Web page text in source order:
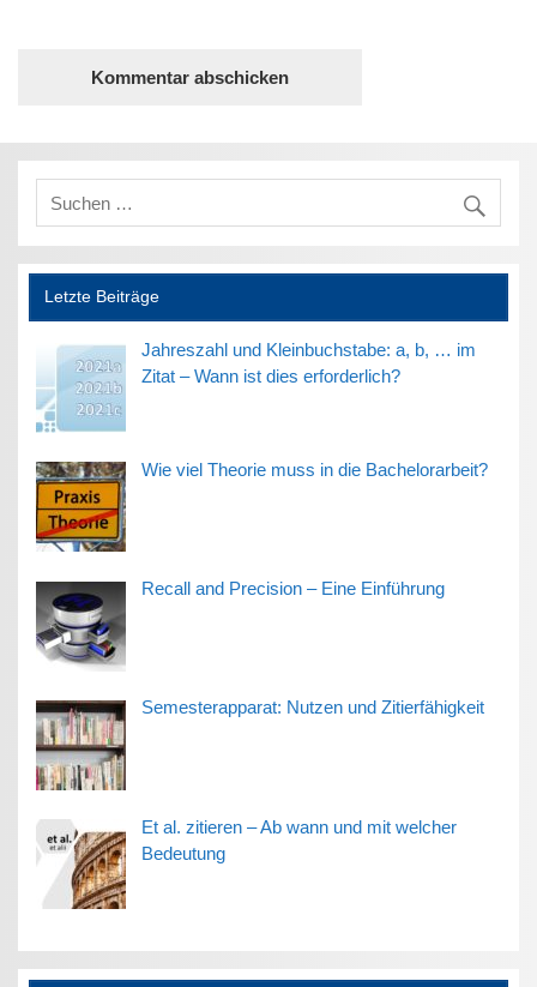
Letzte Beiträge
Jahreszahl und Kleinbuchstabe: a, b, … im
Zitat – Wann ist dies erforderlich?
Wie viel Theorie muss in die Bachelorarbeit?
Recall and Precision – Eine Einführung
Semesterapparat: Nutzen und Zitierfähigkeit
Et al. zitieren – Ab wann und mit welcher
Bedeutung